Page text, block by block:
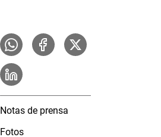
Notas de prensa
Fotos